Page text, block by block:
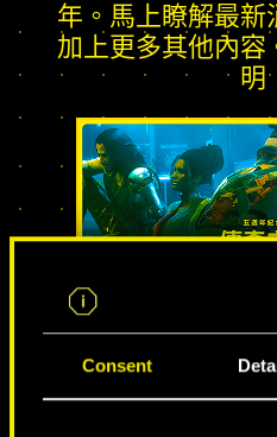
Consent
年。馬上瞭解最新
加上更多其他內容
明
傳奇之城